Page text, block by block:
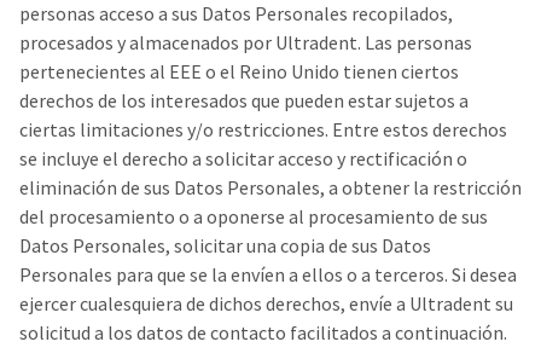
personas acceso a sus Datos Personales recopilados,
procesados y almacenados por Ultradent. Las personas
pertenecientes al EEE o el Reino Unido tienen ciertos
derechos de los interesados que pueden estar sujetos a
ciertas limitaciones y/o restricciones. Entre estos derechos
se incluye el derecho a solicitar acceso y rectificación o
eliminación de sus Datos Personales, a obtener la restricción
del procesamiento o a oponerse al procesamiento de sus
Datos Personales, solicitar una copia de sus Datos
Personales para que se la envíen a ellos o a terceros. Si desea
ejercer cualesquiera de dichos derechos, envíe a Ultradent su
solicitud a los datos de contacto facilitados a continuación.